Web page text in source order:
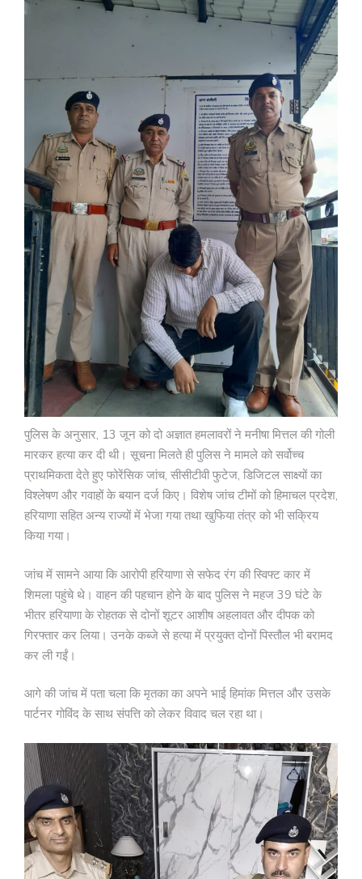
पुलिस के अनुसार, 13 जून को दो अज्ञात हमलावरों ने मनीषा मित्तल की गोली
मारकर हत्या कर दी थी। सूचना मिलते ही पुलिस ने मामले को सर्वोच्च
प्राथमिकता देते हुए फोरेंसिक जांच, सीसीटीवी फुटेज, डिजिटल साक्ष्यों का
विश्लेषण और गवाहों के बयान दर्ज किए। विशेष जांच टीमों को हिमाचल प्रदेश,
हरियाणा सहित अन्य राज्यों में भेजा गया तथा खुफिया तंत्र को भी सक्रिय
किया गया।
जांच में सामने आया कि आरोपी हरियाणा से सफेद रंग की स्विफ्ट कार में
शिमला पहुंचे थे। वाहन की पहचान होने के बाद पुलिस ने महज 39 घंटे के
भीतर हरियाणा के रोहतक से दोनों शूटर आशीष अहलावत और दीपक को
गिरफ्तार कर लिया। उनके कब्जे से हत्या में प्रयुक्त दोनों पिस्तौल भी बरामद
कर ली गईं।
आगे की जांच में पता चला कि मृतका का अपने भाई हिमांक मित्तल और उसके
पार्टनर गोविंद के साथ संपत्ति को लेकर विवाद चल रहा था।